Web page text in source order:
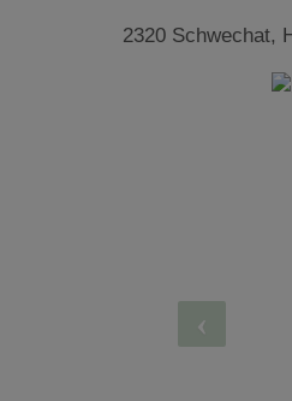
2320 Schwechat,